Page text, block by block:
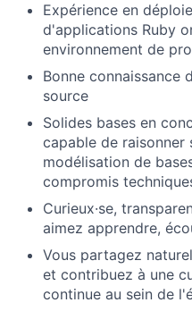
Expérience en
d'applications Ruby
environnement de
Bonne connaissance
source
Solides bases en
capable de raisonner
modélisation de
compromis
​​Curieux·se,
aimez apprendre,
​​Vous partagez
et contribuez à une
continue au sein de